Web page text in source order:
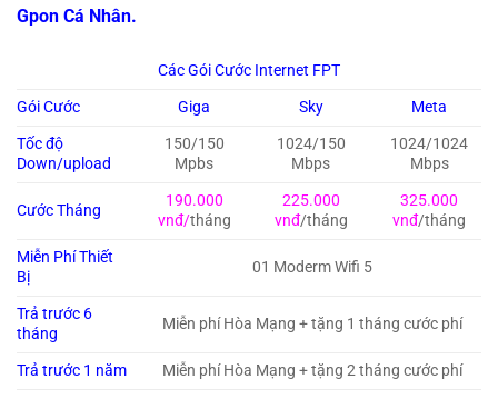
Gpon Cá Nhân.
Các Gói Cước Internet FPT
Gói Cước
Giga Sky
Meta
Tốc độ
Down/upload
150/150
Mpbs
1024/150
Mbps
1024/1024
Mbps
Cước Tháng
190.000
vnđ/tháng
225.000
vnđ/tháng
325.000
vnđ/tháng
Miễn Phí Thiết
Bị
01 Moderm Wifi 5
Trả trước 6
tháng
Miễn phí Hòa Mạng + tặng 1 tháng cước phí
Trả trước 1 năm Miễn phí Hòa Mạng + tặng 2 tháng cước phí